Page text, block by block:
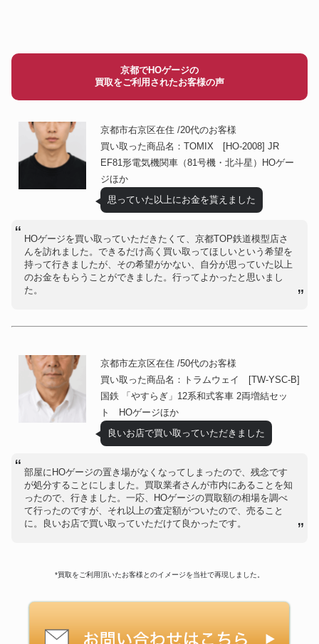
京都でHOゲージの
買取をご利用されたお客様の声
京都市右京区在住 /20代のお客様
買い取った商品名：TOMIX [HO-2008] JR
EF81形電気機関車（81号機・北斗星）HOゲー
ジほか
思っていた以上にお金を貰えました
HOゲージを買い取っていただきたくて、京都TOP鉄道模型店さ
んを訪れました。できるだけ高く買い取ってほしいという希望を
持って行きましたが、その希望がかない、自分が思っていた以上
のお金をもらうことができました。行ってよかったと思いまし
た。
京都市左京区在住 /50代のお客様
買い取った商品名：トラムウェイ [TW-YSC-B]
国鉄 「やすらぎ」12系和式客車 2両増結セッ
ト HOゲージほか
良いお店で買い取っていただきました
部屋にHOゲージの置き場がなくなってしまったので、残念です
が処分することにしました。買取業者さんが市内にあることを知
ったので、行きました。一応、HOゲージの買取額の相場を調べ
て行ったのですが、それ以上の査定額がついたので、売ること
に。良いお店で買い取っていただけて良かったです。
*買取をご利用頂いたお客様とのイメージを当社で再現しました。